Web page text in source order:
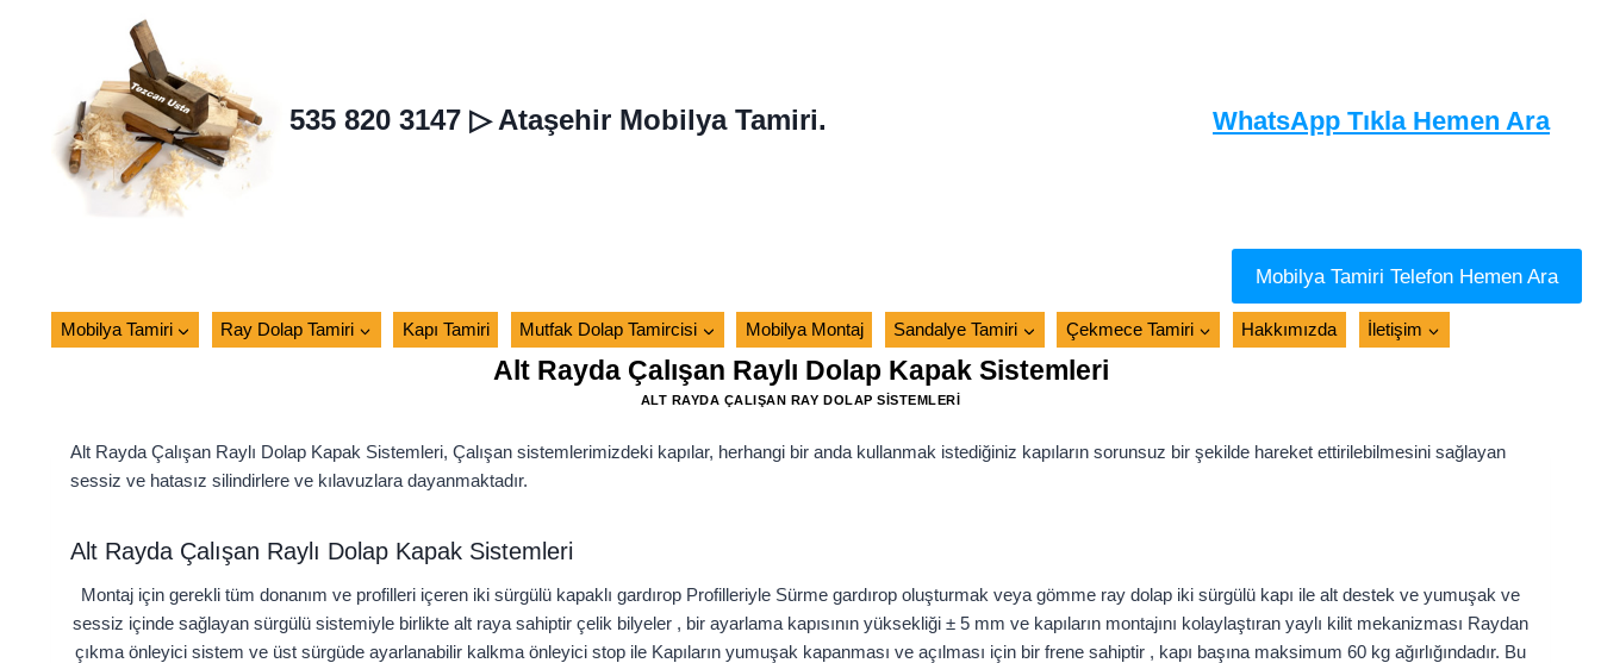
535 820 3147 ▷ Ataşehir Mobilya Tamiri. WhatsApp Tıkla Hemen Ara
Mobilya Tamiri Telefon Hemen Ara
Mobilya Tamiri Ray Dolap Tamiri Kapı Tamiri Mutfak Dolap Tamircisi Mobilya Montaj Sandalye Tamiri Çekmece Tamiri Hakkımızda İletişim
Alt Rayda Çalışan Raylı Dolap Kapak Sistemleri
ALT RAYDA ÇALIŞAN RAY DOLAP SISTEMLERI
Alt Rayda Çalışan Raylı Dolap Kapak Sistemleri, Çalışan sistemlerimizdeki kapılar, herhangi bir anda kullanmak istediğiniz kapıların sorunsuz bir şekilde hareket ettirilebilmesini sağlayan
sessiz ve hatasız silindirlere ve kılavuzlara dayanmaktadır.
Alt Rayda Çalışan Raylı Dolap Kapak Sistemleri
Montaj için gerekli tüm donanım ve profilleri içeren iki sürgülü kapaklı gardırop Profilleriyle Sürme gardırop oluşturmak veya gömme ray dolap iki sürgülü kapı ile alt destek ve yumuşak ve
sessiz içinde sağlayan sürgülü sistemiyle birlikte alt raya sahiptir çelik bilyeler , bir ayarlama kapısının yüksekliği ± 5 mm ve kapıların montajını kolaylaştıran yaylı kilit mekanizması Raydan
çıkma önleyici sistem ve üst sürgüde ayarlanabilir kalkma önleyici stop ile Kapıların yumuşak kapanması ve açılması için bir frene sahiptir , kapı başına maksimum 60 kg ağırlığındadır. Bu